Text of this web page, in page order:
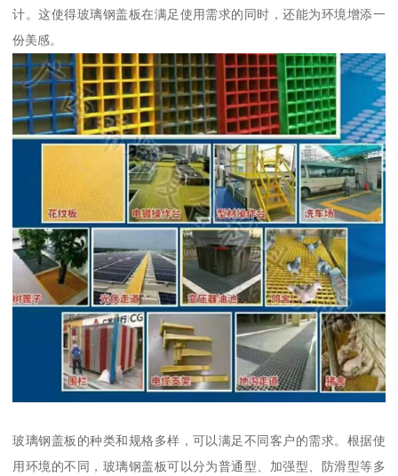
计。这使得玻璃钢盖板在满足使用需求的同时，还能为环境增添一
份美感。
玻璃钢盖板的种类和规格多样，可以满足不同客户的需求。根据使
用环境的不同，玻璃钢盖板可以分为普通型、加强型、防滑型等多